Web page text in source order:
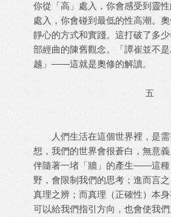
你從「高」處入，你會感受到靈性
處入，你會碰到最低的性高潮。
靜心的方式和實踐。這打破了多
部經曲的陳舊觀念。「譚崔並不
越」——這就是奧修的解讀。
五
人們生活在這個世界裡，是需
想，我們的世界會很蒼白，無意
伴隨著一堵「牆」的產生——這種
野，會限制我們的思考；進而言
真理之辨；而真理（正確性）本
可以給我們指引方向，也會使我